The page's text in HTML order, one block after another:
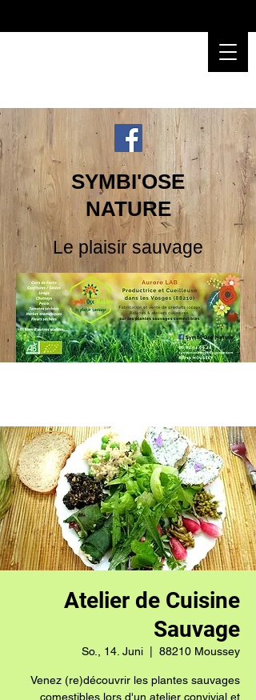
SYMBI'OSE
NATURE
Le plaisir sauvage
Atelier de Cuisine
Sauvage
So., 14. Juni 88210 Moussey
Venez (re)découvrir les plantes sauvages
comestibles lors d'un atelier convivial et